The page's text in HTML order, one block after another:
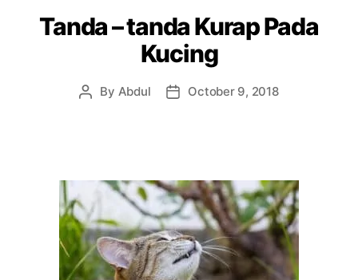
Tanda – tanda Kurap Pada
Kucing
Post
By Abdul
PostOctober 9, 2018